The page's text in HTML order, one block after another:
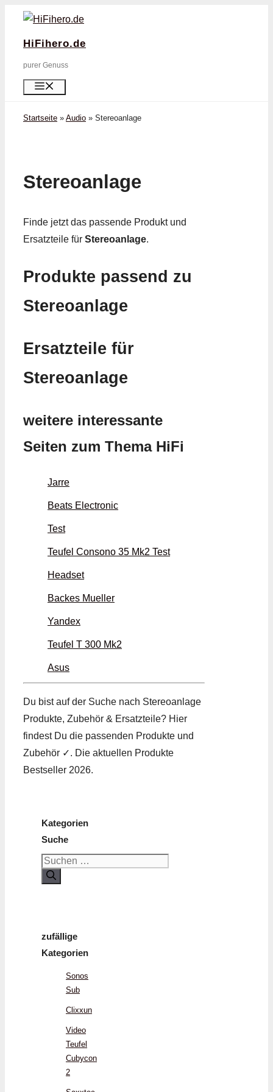
Zum
springen
HiFihero.de
purer Genuss
Startseite » Audio » Stereoanlage
Stereoanlage
Finde jetzt das passende Produkt und
Ersatzteile für Stereoanlage.
Produkte passend zu
Stereoanlage
Ersatzteile für
Stereoanlage
weitere interessante
Seiten zum Thema HiFi
Jarre
Beats Electronic
Test
Teufel Consono 35 Mk2 Test
Headset
Backes Mueller
Yandex
Teufel T 300 Mk2
Asus
Du bist auf der Suche nach Stereoanlage
Produkte, Zubehör & Ersatzteile? Hier
findest Du die passenden Produkte und
Zubehör ✓. Die aktuellen Produkte
Bestseller 2026.
Kategorien
Suche
Suchen
nach:
zufällige
Kategorien
Sonos
Sub
Clixxun
Video
Teufel
Cubycon
2